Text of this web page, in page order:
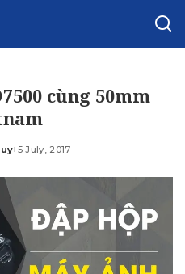
cùng 50mm
5 July, 2017